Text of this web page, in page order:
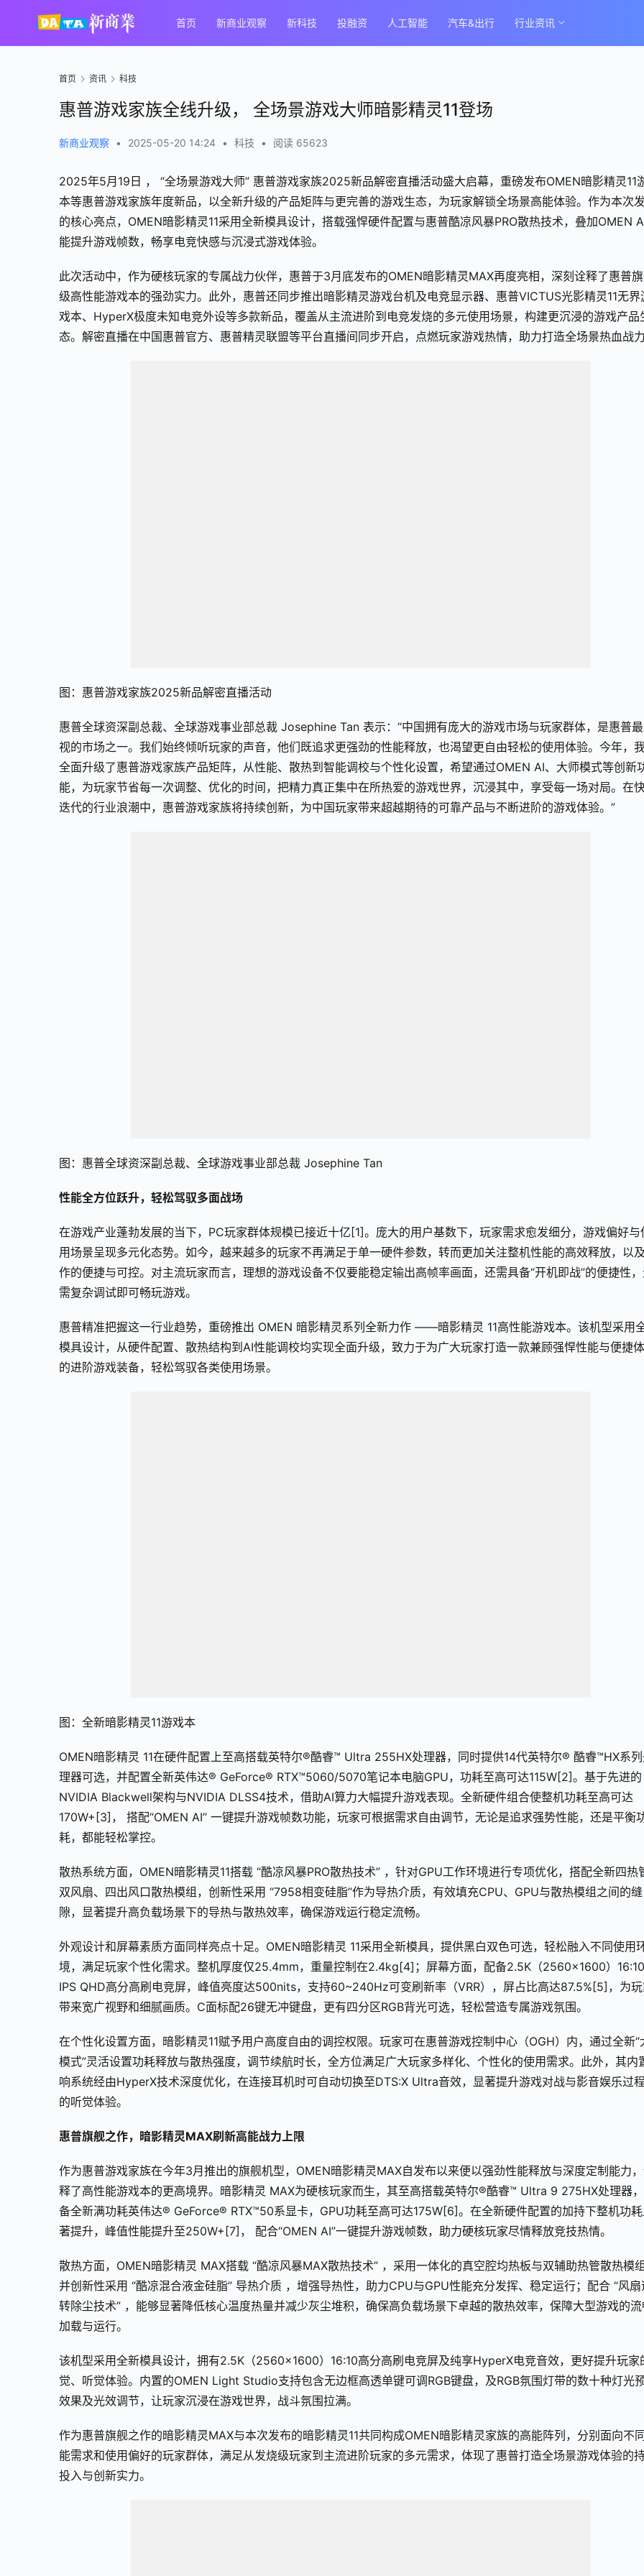
首页 新商业观察 新科技 投融资 人工智能 汽车&出行 行业资讯
首页 资讯 科技
惠普游戏家族全线升级， 全场景游戏大师暗影精灵11登场
新商业观察 • 2025-05-20 14:24 • 科技 • 阅读 65623
2025年5月19日 ， “全场景游戏大师” 惠普游戏家族2025新品解密直播活动盛大启幕，重磅发布OMEN暗影精灵11
本等惠普游戏家族年度新品，以全新升级的产品矩阵与更完善的游戏生态，为玩家解锁全场景高能体验。作为本次
的核心亮点，OMEN暗影精灵11采用全新模具设计，搭载强悍硬件配置与惠普酷凉风暴PRO散热技术，叠加OMEN
能提升游戏帧数，畅享电竞快感与沉浸式游戏体验。
此次活动中，作为硬核玩家的专属战力伙伴，惠普于3月底发布的OMEN暗影精灵MAX再度亮相，深刻诠释了惠普
级高性能游戏本的强劲实力。此外，惠普还同步推出暗影精灵游戏台机及电竞显示器、惠普VICTUS光影精灵11无界
戏本、HyperX极度未知电竞外设等多款新品，覆盖从主流进阶到电竞发烧的多元使用场景，构建更沉浸的游戏产品
态。解密直播在中国惠普官方、惠普精灵联盟等平台直播间同步开启，点燃玩家游戏热情，助力打造全场景热血战力
图：惠普游戏家族2025新品解密直播活动
惠普全球资深副总裁、全球游戏事业部总裁 Josephine Tan 表示：“中国拥有庞大的游戏市场与玩家群体，是惠普
视的市场之一。我们始终倾听玩家的声音，他们既追求更强劲的性能释放，也渴望更自由轻松的使用体验。今年，
全面升级了惠普游戏家族产品矩阵，从性能、散热到智能调校与个性化设置，希望通过OMEN AI、大师模式等创新
能，为玩家节省每一次调整、优化的时间，把精力真正集中在所热爱的游戏世界，沉浸其中，享受每一场对局。在
迭代的行业浪潮中，惠普游戏家族将持续创新，为中国玩家带来超越期待的可靠产品与不断进阶的游戏体验。”
图：惠普全球资深副总裁、全球游戏事业部总裁 Josephine Tan
性能全方位跃升，轻松驾驭多面战场
在游戏产业蓬勃发展的当下，PC玩家群体规模已接近十亿[1]。庞大的用户基数下，玩家需求愈发细分，游戏偏好与
用场景呈现多元化态势。如今，越来越多的玩家不再满足于单一硬件参数，转而更加关注整机性能的高效释放，以
作的便捷与可控。对主流玩家而言，理想的游戏设备不仅要能稳定输出高帧率画面，还需具备“开机即战”的便捷性
需复杂调试即可畅玩游戏。
惠普精准把握这一行业趋势，重磅推出 OMEN 暗影精灵系列全新力作 ——暗影精灵 11高性能游戏本。该机型采用
模具设计，从硬件配置、散热结构到AI性能调校均实现全面升级，致力于为广大玩家打造一款兼顾强悍性能与便捷
的进阶游戏装备，轻松驾驭各类使用场景。
图：全新暗影精灵11游戏本
OMEN暗影精灵 11在硬件配置上至高搭载英特尔®酷睿™ Ultra 255HX处理器，同时提供14代英特尔® 酷睿™HX系
理器可选，并配置全新英伟达® GeForce® RTX™5060/5070笔记本电脑GPU，功耗至高可达115W[2]。基于先进的
NVIDIA Blackwell架构与NVIDIA DLSS4技术，借助AI算力大幅提升游戏表现。全新硬件组合使整机功耗至高可达
170W+[3]， 搭配“OMEN AI” 一键提升游戏帧数功能，玩家可根据需求自由调节，无论是追求强势性能，还是平衡
耗，都能轻松掌控。
散热系统方面，OMEN暗影精灵11搭载 “酷凉风暴PRO散热技术” ，针对GPU工作环境进行专项优化，搭配全新四热
双风扇、四出风口散热模组，创新性采用 “7958相变硅脂”作为导热介质，有效填充CPU、GPU与散热模组之间的缝
隙，显著提升高负载场景下的导热与散热效率，确保游戏运行稳定流畅。
外观设计和屏幕素质方面同样亮点十足。OMEN暗影精灵 11采用全新模具，提供黑白双色可选，轻松融入不同使用
境，满足玩家个性化需求。整机厚度仅25.4mm，重量控制在2.4kg[4]；屏幕方面，配备2.5K（2560×1600）16:10
IPS QHD高分高刷电竞屏，峰值亮度达500nits，支持60~240Hz可变刷新率（VRR），屏占比高达87.5%[5]，为
带来宽广视野和细腻画质。C面标配26键无冲键盘，更有四分区RGB背光可选，轻松营造专属游戏氛围。
在个性化设置方面，暗影精灵11赋予用户高度自由的调控权限。玩家可在惠普游戏控制中心（OGH）内，通过全新“
模式”灵活设置功耗释放与散热强度，调节续航时长，全方位满足广大玩家多样化、个性化的使用需求。此外，其内
响系统经由HyperX技术深度优化，在连接耳机时可自动切换至DTS:X Ultra音效，显著提升游戏对战与影音娱乐过
的听觉体验。
惠普旗舰之作，暗影精灵MAX刷新高能战力上限
作为惠普游戏家族在今年3月推出的旗舰机型，OMEN暗影精灵MAX自发布以来便以强劲性能释放与深度定制能力
释了高性能游戏本的更高境界。暗影精灵 MAX为硬核玩家而生，其至高搭载英特尔®酷睿™ Ultra 9 275HX处理器
备全新满功耗英伟达® GeForce® RTX™50系显卡，GPU功耗至高可达175W[6]。在全新硬件配置的加持下整机功
著提升，峰值性能提升至250W+[7]， 配合“OMEN AI”一键提升游戏帧数，助力硬核玩家尽情释放竞技热情。
散热方面，OMEN暗影精灵 MAX搭载 “酷凉风暴MAX散热技术” ，采用一体化的真空腔均热板与双辅助热管散热模组
并创新性采用 “酷凉混合液金硅脂” 导热介质 ，增强导热性，助力CPU与GPU性能充分发挥、稳定运行；配合 “风扇
转除尘技术” ，能够显著降低核心温度热量并减少灰尘堆积，确保高负载场景下卓越的散热效率，保障大型游戏的
加载与运行。
该机型采用全新模具设计，拥有2.5K（2560×1600）16:10高分高刷电竞屏及纯享HyperX电竞音效，更好提升玩家
觉、听觉体验。内置的OMEN Light Studio支持包含无边框高透单键可调RGB键盘，及RGB氛围灯带的数十种灯光
效果及光效调节，让玩家沉浸在游戏世界，战斗氛围拉满。
作为惠普旗舰之作的暗影精灵MAX与本次发布的暗影精灵11共同构成OMEN暗影精灵家族的高能阵列，分别面向不
能需求和使用偏好的玩家群体，满足从发烧级玩家到主流进阶玩家的多元需求，体现了惠普打造全场景游戏体验的
投入与创新实力。